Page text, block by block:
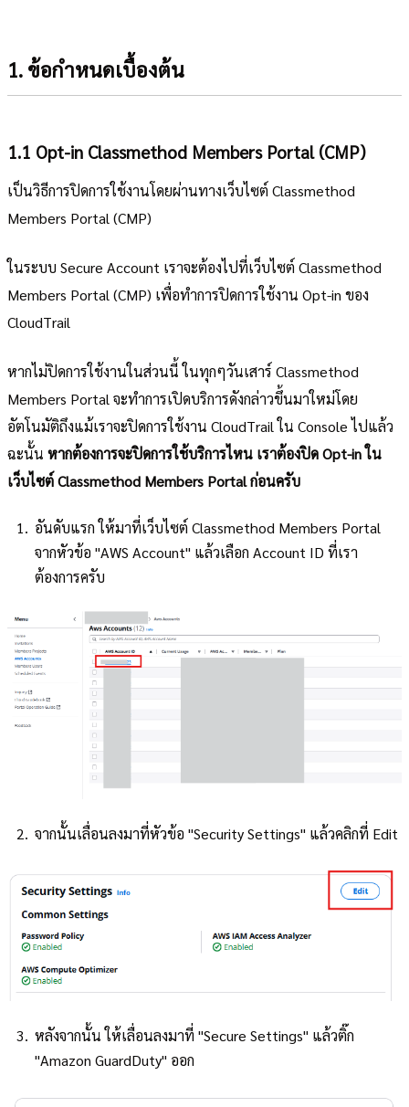
1. ข้อกำหนดเบื้องต้น
1.1 Opt-in Classmethod Members Portal (CMP)
เป็นวิธีการปิดการใช้งานโดยผ่านทางเว็บไซต์ Classmethod
Members Portal (CMP)
ในระบบ Secure Account เราจะต้องไปที่เว็บไซต์ Classmethod
Members Portal (CMP) เพื่อทำการปิดการใช้งาน Opt-in ของ
CloudTrail
หากไม่ปิดการใช้งานในส่วนนี้ ในทุกๆวันเสาร์ Classmethod
Members Portal จะทำการเปิดบริการดังกล่าวขึ้นมาใหม่โดย
อัตโนมัติถึงแม้เราจะปิดการใช้งาน CloudTrail ใน Console ไปแล้ว
ฉะนั้น หากต้องการจะปิดการใช้บริการไหน เราต้องปิด Opt-in ใน
เว็บไซต์ Classmethod Members Portal ก่อนครับ
อันดับแรก ให้มาที่เว็บไซต์ Classmethod Members Portal
จากหัวข้อ "AWS Account" แล้วเลือก Account ID ที่เรา
ต้องการครับ
จากนั้นเลื่อนลงมาที่หัวข้อ "Security Settings" แล้วคลิกที่ Edit
หลังจากนั้น ให้เลื่อนลงมาที่ "Secure Settings" แล้วติ๊ก
"Amazon GuardDuty" ออก